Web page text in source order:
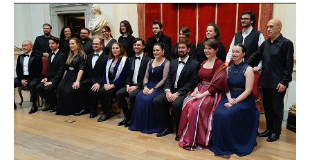
actuaría como pianista a temprana edad. En
el Conservatorio de Madrid, su maestro Conrado del
Campoejercería sobre el joven Federico una profunda
influencia.
Su carrera de compositor se abrió hacia el campo
sinfónico, pero la búsqueda de una expresividad de raíz
española le introdujo en la tradición del teatro lírico.
Compuso aproximadamente cincuenta títulos de
Duquesa Carolina, camarera de la Reina y ferviente
monárquica. Son los últimos momentos del reinado de
Isabel II y la vida en el barrio de Palacio se articula en
camarillas lideradas por Mariana, mujer en cuya Posada
de San Javier habitan el rico hacendado extremeño
Vidal Hernando y Luis Nogales, revolucionario
clandestino que ha entablado amistad con Aníbal, el
mozo de la posada. En la misma plazuela vive don
Florito, funcionario jubilado, con su hija Luisa